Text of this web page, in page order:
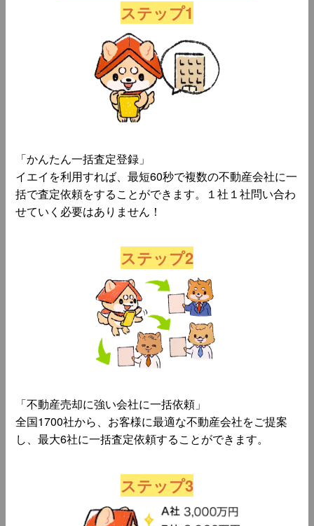
ステップ1
「かんたん一括査定登録」
イエイを利用すれば、最短60秒で複数の不動産会社に一
括で査定依頼をすることができます。１社１社問い合わ
せていく必要はありません！
ステップ2
「不動産売却に強い会社に一括依頼」
全国1700社から、お客様に最適な不動産会社をご提案
し、最大6社に一括査定依頼することができます。
ステップ3